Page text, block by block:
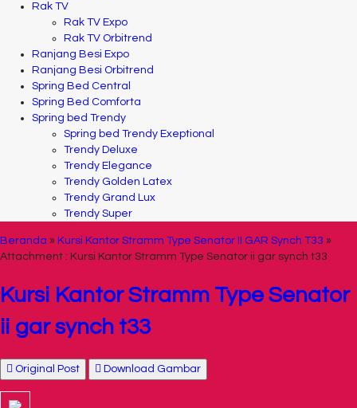
Rak TV
Rak TV Expo
Rak TV Orbitrend
Ranjang Besi Expo
Ranjang Besi Orbitrend
Spring Bed Central
Spring Bed Comforta
Spring bed Trendy
Spring bed Trendy Exeptional
Trendy Deluxe
Trendy Elegance
Trendy Golden Latex
Trendy Grand Lux
Trendy Super
Beranda » Kursi Kantor Stramm Type Senator II GAR Synch T33 »
Attachment : Kursi Kantor Stramm Type Senator ii gar synch t33
Kursi Kantor Stramm Type Senator
ii gar synch t33
Original Post Download Gambar